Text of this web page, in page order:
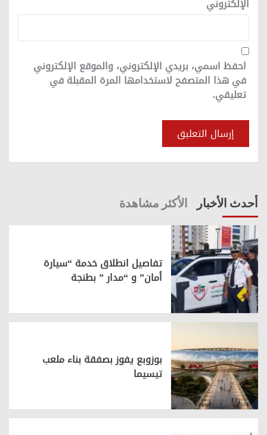
الإلكتروني
احفظ اسمي، بريدي الإلكتروني، والموقع الإلكتروني
في هذا المتصفح لاستخدامها المرة المقبلة في
تعليقي.
أحدث الأخبار الأكثر مشاهدة
تفاصيل انطلاق خدمة “سيارة
أمان” و “مدار ” بطنجة
بوزوبع يفوز بصفقة بناء ملعب
تيسيما